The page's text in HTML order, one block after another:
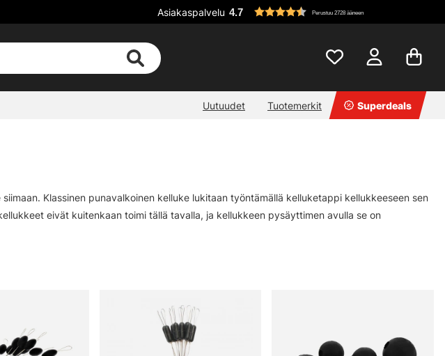
Asiakaspalvelu 4.7 Perustuu 2728 ääneen
Uutuudet Tuotemerkit Superdeals
Klassinen punavalkoinen kelluke lukitaan työntämällä kelluketappi kellukkeeseen sen
eivät kuitenkaan toimi tällä tavalla, ja kellukkeen pysäyttimen avulla se on